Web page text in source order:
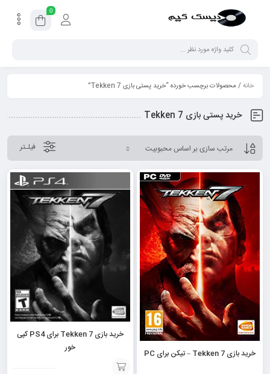
0
خانه/ محصولات برچسب خورده “خرید پستی بازی Tekken 7”
خرید پستی بازی Tekken 7
فیلـتر
خرید بازی Tekken 7 – تیکن برای PC
خرید بازی Tekken 7 برای PS4 کپی
خور